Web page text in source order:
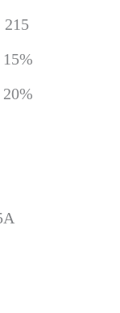
215